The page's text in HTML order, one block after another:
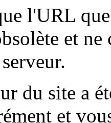
l'URL
et
du site a
et